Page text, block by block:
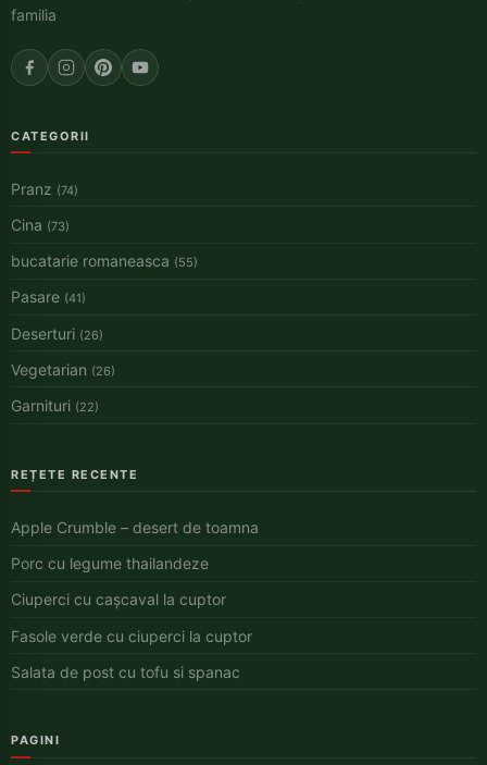
familia
CATEGORII
Pranz (74)
Cina (73)
bucatarie romaneasca (55)
Pasare (41)
Deserturi (26)
Vegetarian (26)
Garnituri (22)
REȚETE RECENTE
Apple Crumble – desert de toamna
Porc cu legume thailandeze
Ciuperci cu cașcaval la cuptor
Fasole verde cu ciuperci la cuptor
Salata de post cu tofu si spanac
PAGINI